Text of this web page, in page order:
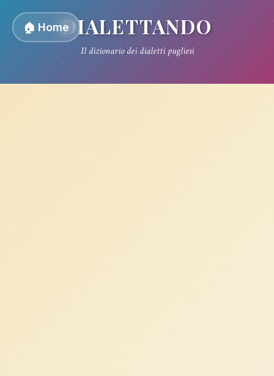
🏠 HomeDIALETTANDO
Il dizionario dei dialetti pugliesi